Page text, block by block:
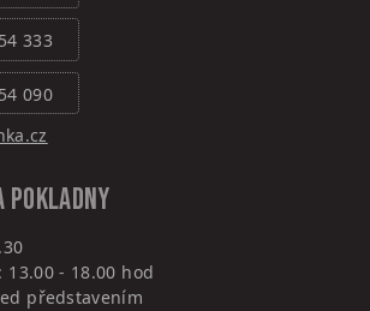
333
090
pokladny
- 18.00 hod
představením